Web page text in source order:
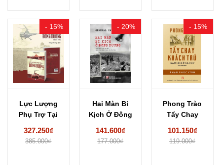
- 15%
Lực Lượng
Phụ Trợ Tại
327.250₫
385.000₫
- 20%
Hai Màn Bi
Kịch Ở Đông
141.600₫
177.000₫
- 15%
Phong Trào
Tẩy Chay
101.150₫
119.000₫